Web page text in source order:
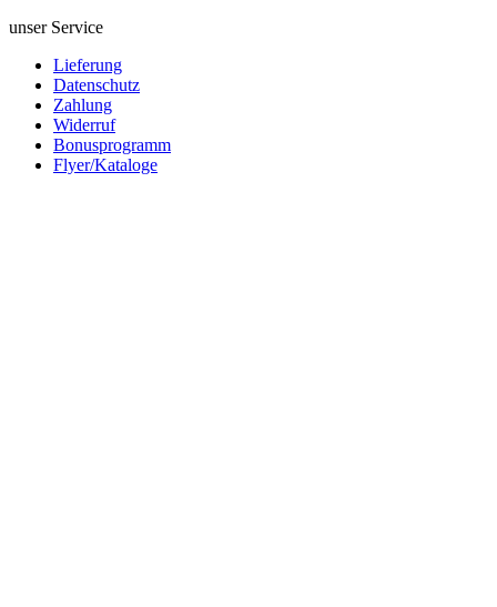
unser Service
Lieferung
Datenschutz
Zahlung
Widerruf
Bonusprogramm
Flyer/Kataloge